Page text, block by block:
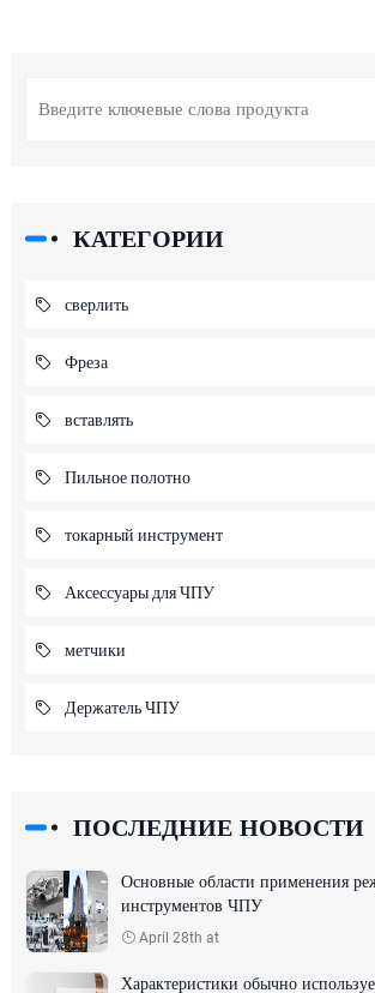
КАТЕГОРИИ
сверлить
Фреза
вставлять
Пильное полотно
токарный инструмент
Аксессуары для ЧПУ
метчики
Держатель ЧПУ
ПОСЛЕДНИЕ НОВОСТИ
Основные области применения
инструментов ЧПУ
April 28th at
Характеристики обычно